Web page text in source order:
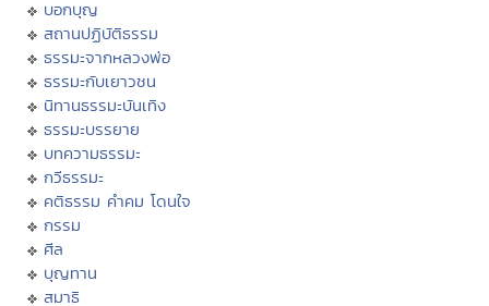
บอกบุญ
สถานปฏิบัติธรรม
ธรรมะจากหลวงพ่อ
ธรรมะกับเยาวชน
นิทานธรรมะบันเทิง
ธรรมะบรรยาย
บทความธรรมะ
กวีธรรมะ
คติธรรม คำคม โดนใจ
กรรม
ศีล
บุญทาน
สมาธิ